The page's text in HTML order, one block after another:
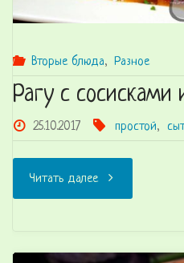
Вторые блюда, Разное
Рагу с
25.10.2017 простой,
Читать далее"Рагу
сосисками